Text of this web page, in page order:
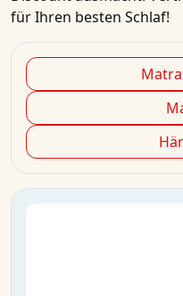
für Ihren besten Schlaf!